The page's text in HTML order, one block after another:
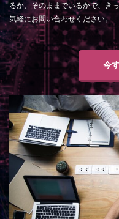
るか、そのままでいるかで、き
気軽にお問い合わせください。
今